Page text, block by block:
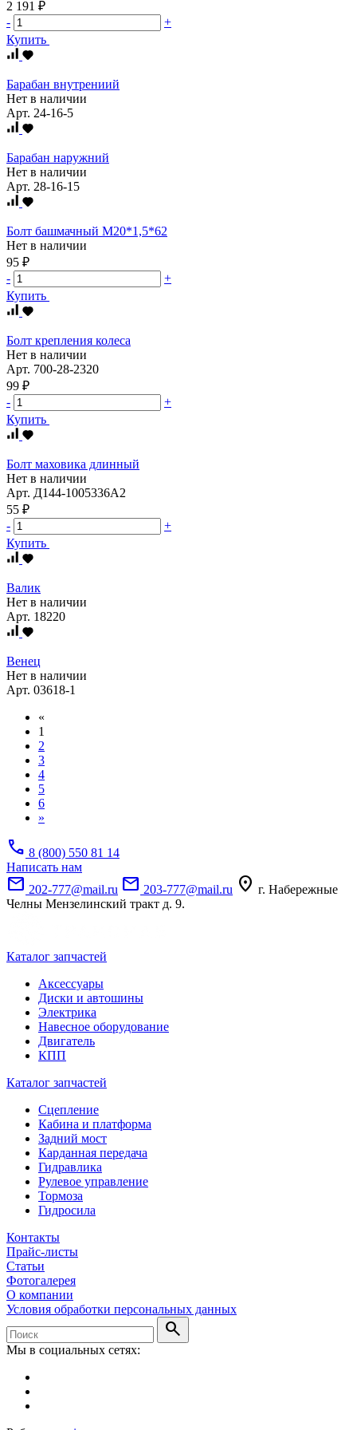
2 191 ₽
-
+
Купить
Барабан внутрениий
Нет в наличии
Арт. 24-16-5
Барабан наружний
Нет в наличии
Арт. 28-16-15
Болт башмачный М20*1,5*62
Нет в наличии
95 ₽
-
+
Купить
Болт крепления колеса
Нет в наличии
Арт. 700-28-2320
99 ₽
-
+
Купить
Болт маховика длинный
Нет в наличии
Арт. Д144-1005336А2
55 ₽
-
+
Купить
Валик
Нет в наличии
Арт. 18220
Венец
Нет в наличии
Арт. 03618-1
«
1
2
3
4
5
6
»
call 8 (800) 550 81 14
Написать нам
mail 202-777@mail.ru mail 203-777@mail.ru location_on г. Набережные
Челны Мензелинский тракт д. 9.
Каталог запчастей
Аксессуары
Диски и автошины
Электрика
Навесное оборудование
Двигатель
КПП
Каталог запчастей
Сцепление
Кабина и платформа
Задний мост
Карданная передача
Гидравлика
Рулевое управление
Тормоза
Гидросила
Контакты
Прайс-листы
Статьи
Фотогалерея
О компании
Условия обработки персональных данных
search
Мы в социальных сетях: